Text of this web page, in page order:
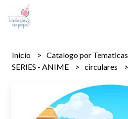
Inicio
Catalogo por Tematicas
SERIES - ANIME
circulares